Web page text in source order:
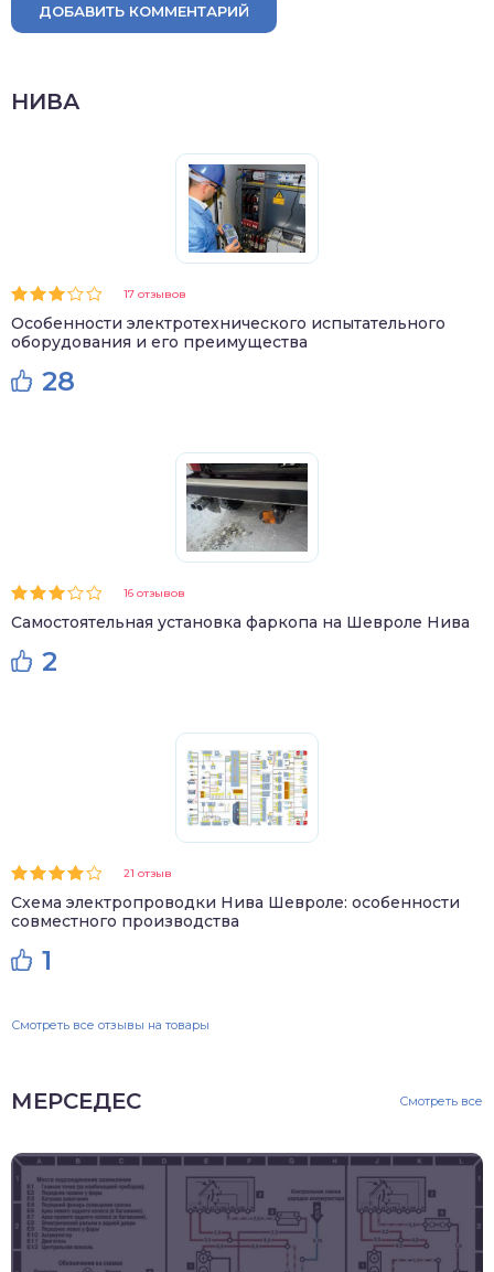
ДОБАВИТЬ КОММЕНТАРИЙ
НИВА
17 отзывов
Особенности электротехнического испытательного
оборудования и его преимущества
28
16 отзывов
Самостоятельная установка фаркопа на Шевроле Нива
2
21 отзыв
Схема электропроводки Нива Шевроле: особенности
совместного производства
1
Смотреть все отзывы на товары
МЕРСЕДЕС Смотреть все